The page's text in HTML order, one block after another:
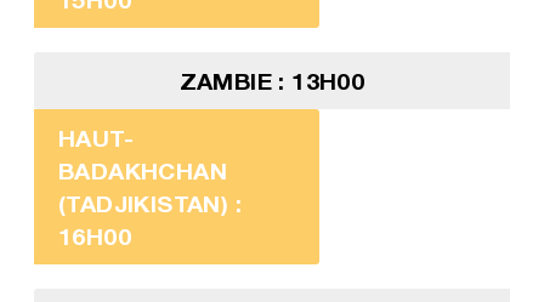
ZAMBIE : 13H00
HAUT-
BADAKHCHAN
(TADJIKISTAN) :
16H00